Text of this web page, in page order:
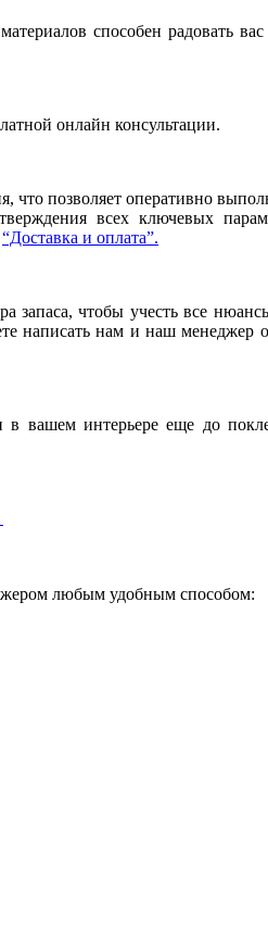
способен радовать
онлайн консультации.
позволяет оперативно
всех ключевых
“Доставка и оплата”.
запаса, чтобы учесть все
нам и наш менеджер
вашем интерьере еще до
любым удобным способом: